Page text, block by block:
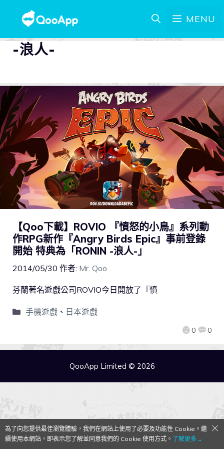
MENU
-浪人-
【Qoo下載】ROVIO 『憤怒的小鳥』系列動
作RPG新作『Angry Birds Epic』事前登錄
開始 特典為「RONIN -浪人-」
2014/05/30 作者: Mr. Qoo
0 0
芬蘭著名遊戲公司ROVIO今日開放了『憤
手機遊戲、 日本遊戲
QooApp Limited © 2026
為了向您提供最佳瀏覽體驗，我們在網站上使用了必要及功能性 Cookie。繼
續使用本網站，即表示您了解並同意我們的 Cookie 使用方式。 了解更多→